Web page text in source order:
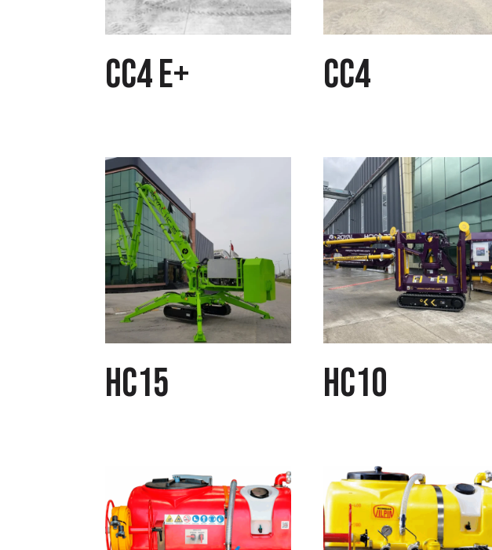
CC4 E+ CC4
HC15 HC10